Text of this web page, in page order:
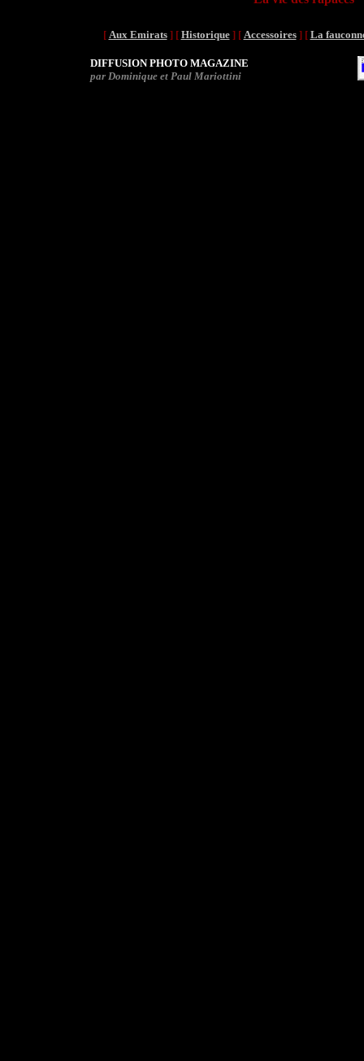
[ Aux Emirats] [ Historique] [ Accessoires] [ La
DIFFUSION PHOTO MAGAZINE
par Dominique et Paul Mariottini